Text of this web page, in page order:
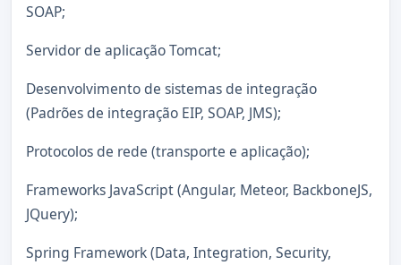
SOAP;
Servidor de aplicação Tomcat;
Desenvolvimento de sistemas de integração
(Padrões de integração EIP, SOAP, JMS);
Protocolos de rede (transporte e aplicação);
Frameworks JavaScript (Angular, Meteor, BackboneJS,
JQuery);
Spring Framework (Data, Integration, Security,